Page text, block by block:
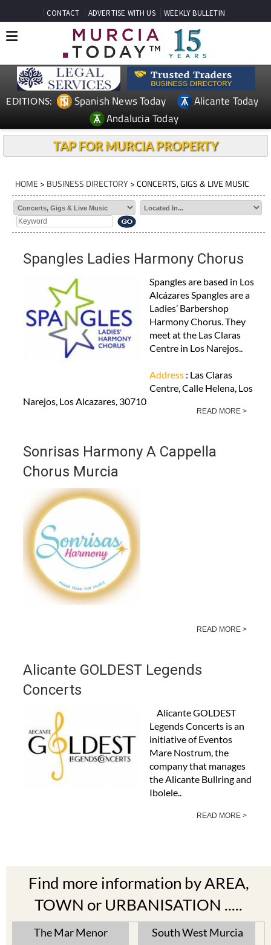
CONTACT ADVERTISE WITH US WEEKLY BULLETIN
EDITIONS: Spanish News Today
Alicante Today
Andalucia Today
TAP FOR MURCIA PROPERTY
HOME > BUSINESS DIRECTORY> CONCERTS, GIGS & LIVE MUSIC
Spangles Ladies Harmony Chorus
Spangles are based in Los
Alcázares Spangles are a
Ladies’ Barbershop
Harmony Chorus. They
meet at the Las Claras
Centre in Los Narejos..
Address : Las Claras
Centre, Calle Helena, Los
Narejos, Los Alcazares, 30710
READ MORE >
Sonrisas Harmony A Cappella
Chorus Murcia
READ MORE >
Alicante GOLDEST Legends
Concerts
Alicante GOLDEST
Legends Concerts is an
initiative of Eventos
Mare Nostrum, the
company that manages
the Alicante Bullring and
Ibolele..
READ MORE >
Find more information by AREA,
TOWN or URBANISATION .....
The Mar Menor South West Murcia